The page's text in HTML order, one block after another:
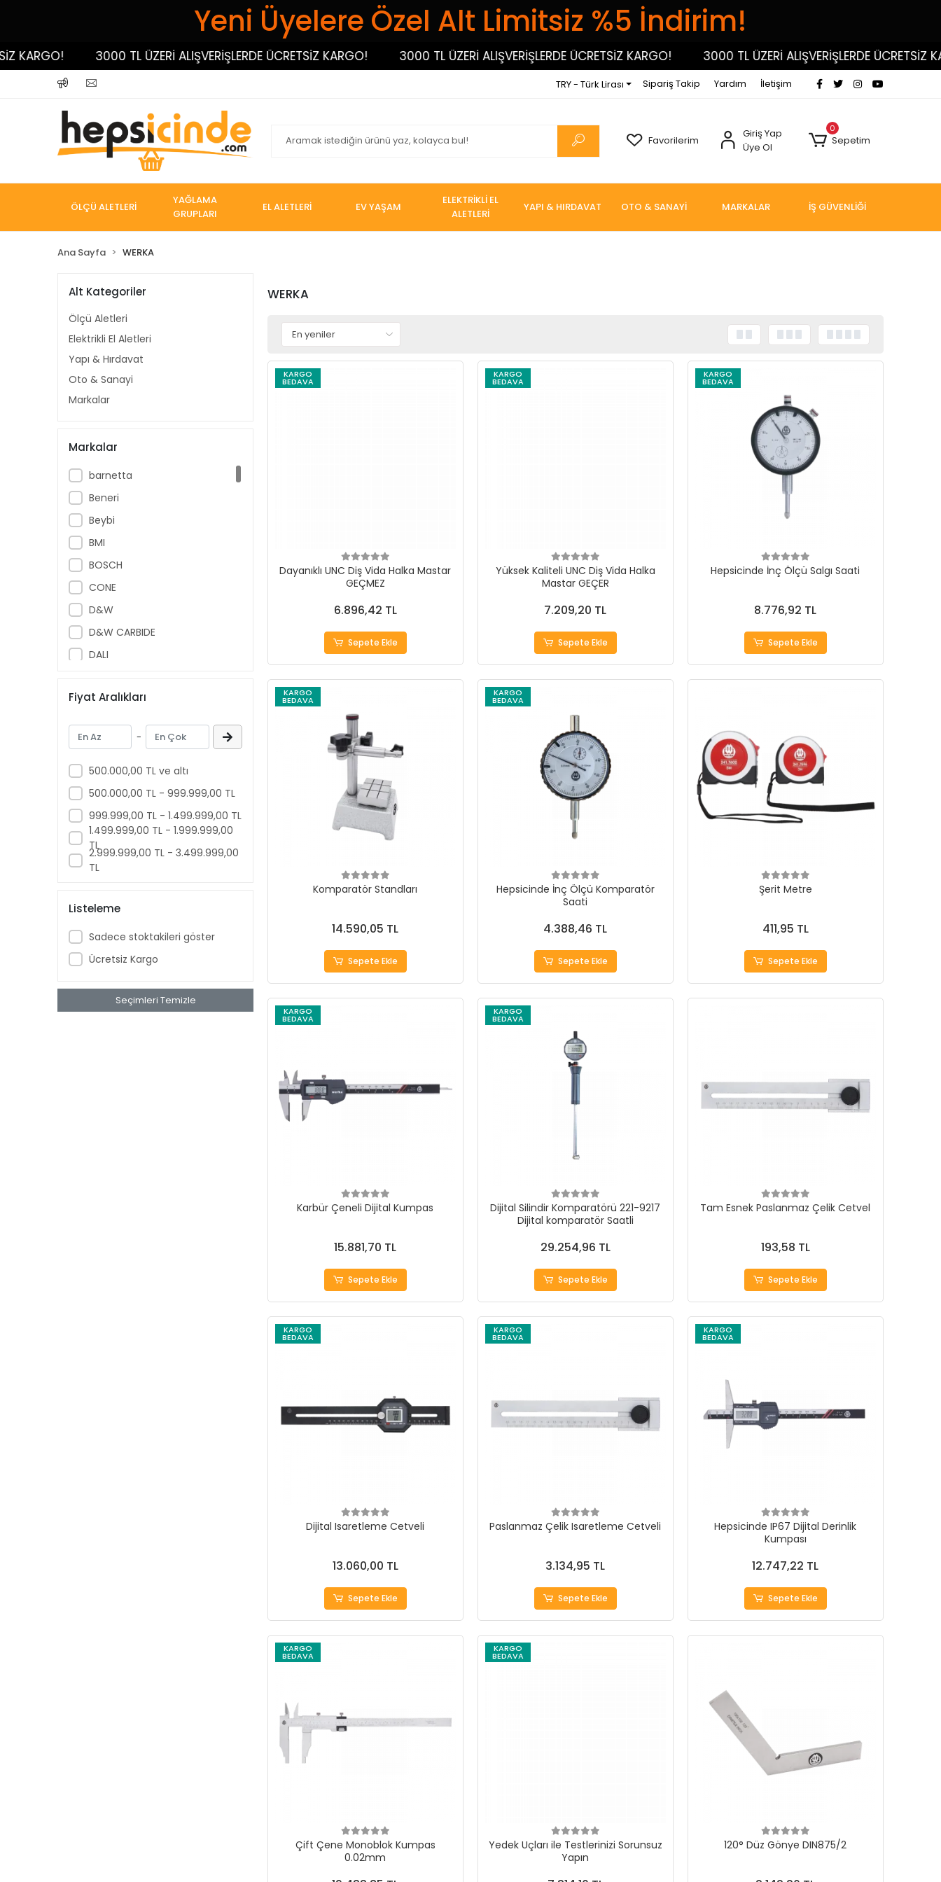
Yeni Üyelere Özel Alt Limitsiz %5 İndirim!
3000 TL ÜZERİ ALIŞVERİŞLERDE ÜCRETSİZ KARGO! 3000 TL ÜZERİ ALIŞVERİŞLERDE ÜCRETSİZ KARGO! 3000 TL ÜZERİ ALIŞVERİŞLERDE ÜCRETSİZ KARGO!
TRY - Türk Lirası Sipariş Takip Yardım İletişim
Favorilerim
Giriş Yap
Üye Ol
0
Sepetim
ÖLÇÜ ALETLERİ
YAĞLAMA
GRUPLARI
EL ALETLERİ EV YAŞAM
ELEKTRİKLİ EL
ALETLERİ
YAPI & HIRDAVAT OTO & SANAYİ MARKALAR İŞ GÜVENLİĞİ
Ana Sayfa WERKA
Alt Kategoriler
Ölçü Aletleri
Elektrikli El Aletleri
Yapı & Hırdavat
Oto & Sanayi
Markalar
Markalar
barnetta
Beneri
Beybi
BMI
BOSCH
CONE
D&W
D&W CARBIDE
DALI
DW
DWCarbide
DWMachinery
DWMeasuring
ELTA
EMAX
FALCON
Fısco
GELG
GFB
GORDONX
Fiyat Aralıkları
-
500.000,00 TL ve altı
500.000,00 TL - 999.999,00 TL
999.999,00 TL - 1.499.999,00 TL
1.499.999,00 TL - 1.999.999,00
TL
2.999.999,00 TL - 3.499.999,00
TL
Listeleme
Sadece stoktakileri göster
Ücretsiz Kargo
Seçimleri Temizle
WERKA
KARGO
BEDAVA
Dayanıklı UNC Diş Vida Halka Mastar
GEÇMEZ
6.896,42 TL
Sepete Ekle
KARGO
BEDAVA
Yüksek Kaliteli UNC Diş Vida Halka
Mastar GEÇER
7.209,20 TL
Sepete Ekle
KARGO
BEDAVA
Hepsicinde İnç Ölçü Salgı Saati
8.776,92 TL
Sepete Ekle
KARGO
BEDAVA
Komparatör Standları
14.590,05 TL
Sepete Ekle
KARGO
BEDAVA
Hepsicinde İnç Ölçü Komparatör
Saati
4.388,46 TL
Sepete Ekle
Şerit Metre
411,95 TL
Sepete Ekle
KARGO
BEDAVA
Karbür Çeneli Dijital Kumpas
15.881,70 TL
Sepete Ekle
KARGO
BEDAVA
Dijital Silindir Komparatörü 221-9217
Dijital komparatör Saatli
29.254,96 TL
Sepete Ekle
Tam Esnek Paslanmaz Çelik Cetvel
193,58 TL
Sepete Ekle
KARGO
BEDAVA
Dijital Isaretleme Cetveli
13.060,00 TL
Sepete Ekle
KARGO
BEDAVA
Paslanmaz Çelik Isaretleme Cetveli
3.134,95 TL
Sepete Ekle
KARGO
BEDAVA
Hepsicinde IP67 Dijital Derinlik
Kumpası
12.747,22 TL
Sepete Ekle
KARGO
BEDAVA
Çift Çene Monoblok Kumpas
0.02mm
KARGO
BEDAVA
Yedek Uçları ile Testlerinizi Sorunsuz
Yapın
120° Düz Gönye DIN875/2